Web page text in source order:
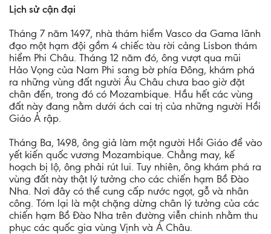
Lịch sử cận đại
Tháng 7 năm 1497, nhà thám hiểm Vasco da Gama lãnh
đạo một hạm đội gồm 4 chiếc tàu rời cảng Lisbon thám
hiểm Phi Châu. Tháng 12 năm đó, ông vượt qua mũi
Hảo Vọng của Nam Phi sang bờ phía Đông, khám phá
ra những vùng đất người Âu Châu chưa bao giờ đặt
chân đến, trong đó có Mozambique. Hầu hết các vùng
đất này đang nằm dưới ách cai trị của những người Hồi
Giáo Ả rập.
Tháng Ba, 1498, ông giả làm một người Hồi Giáo để vào
yết kiến quốc vương Mozambique. Chẳng may, kế
hoạch bị lộ, ông phải rút lui. Tuy nhiên, ông khám phá ra
vùng đất này thật lý tưởng cho các chiến hạm Bồ Đào
Nha. Nơi đây có thể cung cấp nước ngọt, gỗ và nhân
công. Tóm lại là một chặng dừng chân lý tưởng của các
chiến hạm Bồ Đào Nha trên đường viễn chinh nhằm thu
phục các quốc gia vùng Vịnh và Á Châu.